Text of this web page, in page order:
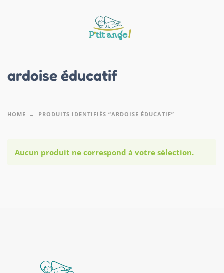
ardoise éducatif
HOME PRODUITS IDENTIFIÉS “ARDOISE ÉDUCATIF”
Aucun produit ne correspond à votre sélection.